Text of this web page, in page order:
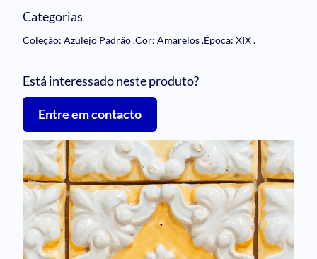
Categorias
Coleção: Azulejo Padrão.Cor: Amarelos.Época: XIX.
Está interessado neste produto?
Entre em contacto